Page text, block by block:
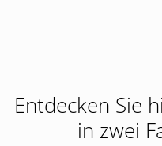
Entdecken Sie
in zwei